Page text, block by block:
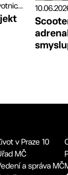
Sociální oblast a zdravotnictví, Tiskové zprávy
v Praze 10
MČ
a správa MČ